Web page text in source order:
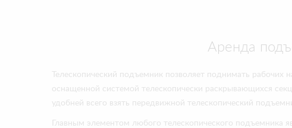
Аренда
Телескопический подъемник позволяет поднимать рабочих
оснащенной системой телескопически раскрывающихся
удобней всего взять передвижной телескопический
Главным элементом любого телескопического подъемника